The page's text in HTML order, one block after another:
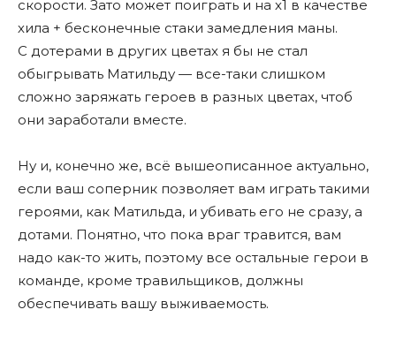
скорости. Зато может поиграть и на х1 в качестве
хила + бесконечные стаки замедления маны.
С дотерами в других цветах я бы не стал
обыгрывать Матильду — все-таки слишком
сложно заряжать героев в разных цветах, чтоб
они заработали вместе.
Ну и, конечно же, всë вышеописанное актуально,
если ваш соперник позволяет вам играть такими
героями, как Матильда, и убивать его не сразу, а
дотами. Понятно, что пока враг травится, вам
надо как-то жить, поэтому все остальные герои в
команде, кроме травильщиков, должны
обеспечивать вашу выживаемость.